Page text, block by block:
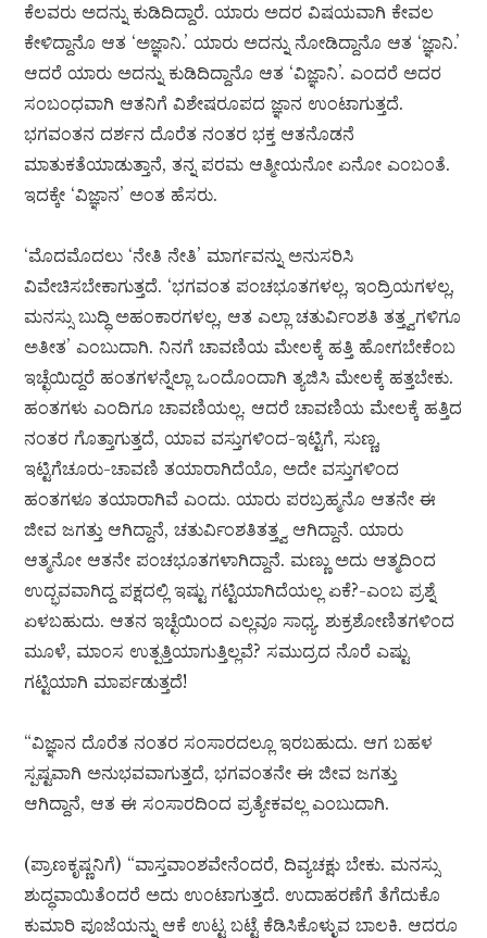
ಕೆಲವರು ಅದನ್ನು ಕುಡಿದಿದ್ದಾರೆ. ಯಾರು ಅದರ ವಿಷಯವಾಗಿ ಕೇವಲ
ಕೇಳಿದ್ದಾನೊ ಆತ ‘ಅಜ್ಞಾನಿ.’ ಯಾರು ಅದನ್ನು ನೋಡಿದ್ದಾನೊ ಆತ ‘ಜ್ಞಾನಿ.’
ಆದರೆ ಯಾರು ಅದನ್ನು ಕುಡಿದಿದ್ದಾನೊ ಆತ ‘ವಿಜ್ಞಾನಿ’. ಎಂದರೆ ಅದರ
ಸಂಬಂಧವಾಗಿ ಆತನಿಗೆ ವಿಶೇಷರೂಪದ ಜ್ಞಾನ ಉಂಟಾಗುತ್ತದೆ.
ಭಗವಂತನ ದರ್ಶನ ದೊರೆತ ನಂತರ ಭಕ್ತ ಆತನೊಡನೆ
ಮಾತುಕತೆಯಾಡುತ್ತಾನೆ, ತನ್ನ ಪರಮ ಆತ್ಮೀಯನೋ ಏನೋ ಎಂಬಂತೆ.
ಇದಕ್ಕೇ ‘ವಿಜ್ಞಾನ’ ಅಂತ ಹೆಸರು.
‘ಮೊದಮೊದಲು ‘ನೇತಿ ನೇತಿ’ ಮಾರ್ಗವನ್ನು ಅನುಸರಿಸಿ
ವಿವೇಚಿಸಬೇಕಾಗುತ್ತದೆ. ‘ಭಗವಂತ ಪಂಚಭೂತಗಳಲ್ಲ, ಇಂದ್ರಿಯಗಳಲ್ಲ,
ಮನಸ್ಸು ಬುದ್ಧಿ ಅಹಂಕಾರಗಳಲ್ಲ, ಆತ ಎಲ್ಲಾ ಚತುರ್ವಿಂಶತಿ ತತ್ತ್ವಗಳಿಗೂ
ಅತೀತ’ ಎಂಬುದಾಗಿ. ನಿನಗೆ ಚಾವಣಿಯ ಮೇಲಕ್ಕೆ ಹತ್ತಿ ಹೋಗಬೇಕೆಂಬ
ಇಚ್ಛೆಯಿದ್ದರೆ ಹಂತಗಳನ್ನೆಲ್ಲಾ ಒಂದೊಂದಾಗಿ ತ್ಯಜಿಸಿ ಮೇಲಕ್ಕೆ ಹತ್ತಬೇಕು.
ಹಂತಗಳು ಎಂದಿಗೂ ಚಾವಣಿಯಲ್ಲ. ಆದರೆ ಚಾವಣಿಯ ಮೇಲಕ್ಕೆ ಹತ್ತಿದ
ನಂತರ ಗೊತ್ತಾಗುತ್ತದೆ, ಯಾವ ವಸ್ತುಗಳಿಂದ-ಇಟ್ಟಿಗೆ, ಸುಣ್ಣ,
ಇಟ್ಟಿಗೆಚೂರು-ಚಾವಣಿ ತಯಾರಾಗಿದೆಯೊ, ಅದೇ ವಸ್ತುಗಳಿಂದ
ಹಂತಗಳೂ ತಯಾರಾಗಿವೆ ಎಂದು. ಯಾರು ಪರಬ್ರಹ್ಮನೊ ಆತನೇ ಈ
ಜೀವ ಜಗತ್ತು ಆಗಿದ್ದಾನೆ, ಚತುರ್ವಿಂಶತಿತತ್ತ್ವ ಆಗಿದ್ದಾನೆ. ಯಾರು
ಆತ್ಮನೋ ಆತನೇ ಪಂಚಭೂತಗಳಾಗಿದ್ದಾನೆ. ಮಣ್ಣು ಅದು ಆತ್ಮದಿಂದ
ಉದ್ಭವವಾಗಿದ್ದ ಪಕ್ಷದಲ್ಲಿ ಇಷ್ಟು ಗಟ್ಟಿಯಾಗಿದೆಯಲ್ಲ ಏಕೆ?-ಎಂಬ ಪ್ರಶ್ನೆ
ಏಳಬಹುದು. ಆತನ ಇಚ್ಛೆಯಿಂದ ಎಲ್ಲವೂ ಸಾಧ್ಯ. ಶುಕ್ರಶೋಣಿತಗಳಿಂದ
ಮೂಳೆ, ಮಾಂಸ ಉತ್ಪತ್ತಿಯಾಗುತ್ತಿಲ್ಲವೆ? ಸಮುದ್ರದ ನೊರೆ ಎಷ್ಟು
ಗಟ್ಟಿಯಾಗಿ ಮಾರ್ಪಡುತ್ತದೆ!
“ವಿಜ್ಞಾನ ದೊರೆತ ನಂತರ ಸಂಸಾರದಲ್ಲೂ ಇರಬಹುದು. ಆಗ ಬಹಳ
ಸ್ಪಷ್ಟವಾಗಿ ಅನುಭವವಾಗುತ್ತದೆ, ಭಗವಂತನೇ ಈ ಜೀವ ಜಗತ್ತು
ಆಗಿದ್ದಾನೆ, ಆತ ಈ ಸಂಸಾರದಿಂದ ಪ್ರತ್ಯೇಕವಲ್ಲ ಎಂಬುದಾಗಿ.
(ಪ್ರಾಣಕೃಷ್ಣನಿಗೆ) “ವಾಸ್ತವಾಂಶವೇನೆಂದರೆ, ದಿವ್ಯಚಕ್ಷು ಬೇಕು. ಮನಸ್ಸು
ಶುದ್ಧವಾಯಿತೆಂದರೆ ಅದು ಉಂಟಾಗುತ್ತದೆ. ಉದಾಹರಣೆಗೆ ತೆಗೆದುಕೊ
ಕುಮಾರಿ ಪೂಜೆಯನ್ನು ಆಕೆ ಉಟ್ಟ ಬಟ್ಟೆ ಕೆಡಿಸಿಕೊಳ್ಳುವ ಬಾಲಕಿ. ಆದರೂ